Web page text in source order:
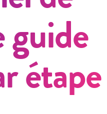
guide
étape